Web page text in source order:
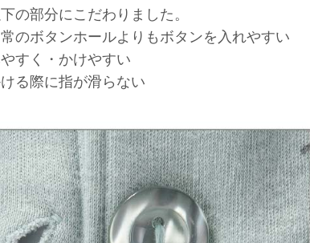
の部分にこだわりました。
のボタンホールよりもボタンを入れやすい
すく・かけやすい
る際に指が滑らない